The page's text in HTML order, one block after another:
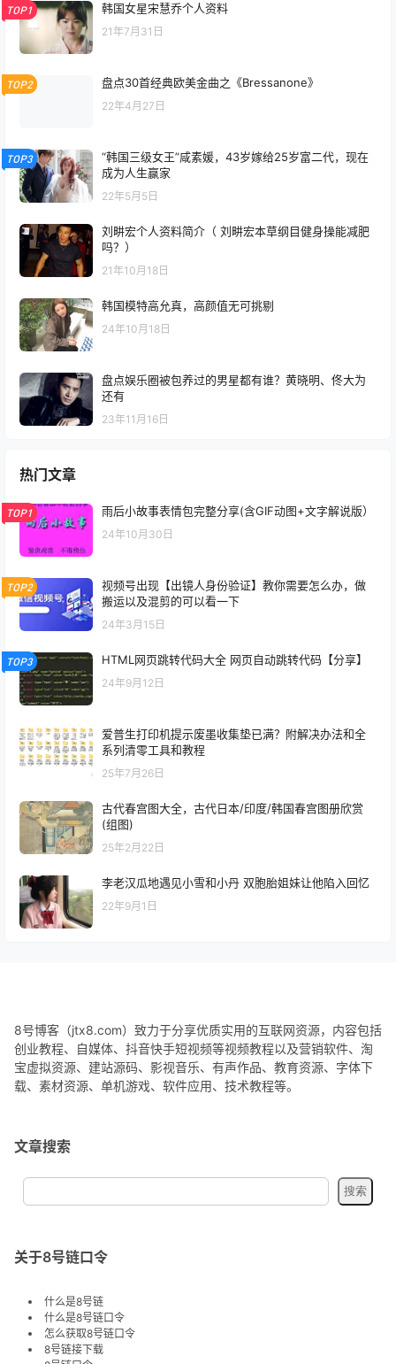
TOP1 韩国女星宋慧乔个人资料
21年7月31日
TOP2 盘点30首经典欧美金曲之《Bressanone》
22年4月27日
TOP3
“韩国三级女王”咸素媛，43岁嫁给25岁富二代，现在
成为人生赢家
22年5月5日
刘畊宏个人资料简介（ 刘畊宏本草纲目健身操能减肥
吗？）
21年10月18日
韩国模特高允真，高颜值无可挑剔
24年10月18日
盘点娱乐圈被包养过的男星都有谁？黄晓明、佟大为
还有
23年11月16日
热门文章
TOP1 雨后小故事表情包完整分享(含GIF动图+文字解说版）
24年10月30日
TOP2
视频号出现【出镜人身份验证】教你需要怎么办，做
搬运以及混剪的可以看一下
24年3月15日
TOP3 HTML网页跳转代码大全 网页自动跳转代码【分享】
24年9月12日
爱普生打印机提示废墨收集垫已满？附解决办法和全
系列清零工具和教程
25年7月26日
古代春宫图大全，古代日本/印度/韩国春宫图册欣赏
(组图)
25年2月22日
李老汉瓜地遇见小雪和小丹 双胞胎姐妹让他陷入回忆
22年9月1日
8号博客（jtx8.com）致力于分享优质实用的互联网资源，内容包括
创业教程、自媒体、抖音快手短视频等视频教程以及营销软件、淘
宝虚拟资源、建站源码、影视音乐、有声作品、教育资源、字体下
载、素材资源、单机游戏、软件应用、技术教程等。
文章搜索
关于8号链口令
什么是8号链
什么是8号链口令
怎么获取8号链口令
8号链接下载